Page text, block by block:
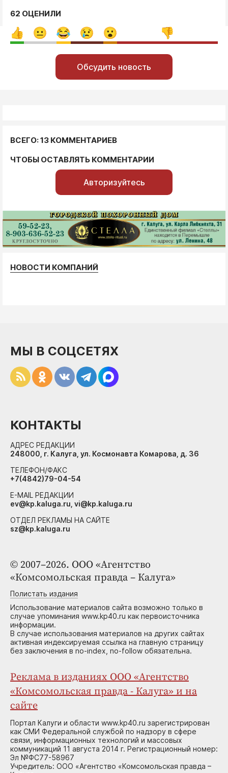
62 ОЦЕНИЛИ
Обсудить новость
ВСЕГО: 13 КОММЕНТАРИЕВ
ЧТОБЫ ОСТАВЛЯТЬ КОММЕНТАРИИ
Авторизуйтесь
НОВОСТИ КОМПАНИЙ
© 2007–2026. ООО «Агентство
«Комсомольская правда – Калуга»
Полистать издания
Использование материалов сайта возможно только в
случае упоминания www.kp40.ru как первоисточника
информации.
В случае использования материалов на других сайтах
активная индексируемая ссылка на главную страницу
без заключения в no-index, no-follow обязательна.
Реклама в изданиях ООО «Агентство
«Комсомольская правда - Калуга» и на
сайте
Портал Калуги и области www.kp40.ru зарегистрирован
как СМИ Федеральной службой по надзору в сфере
связи, информационных технологий и массовых
коммуникаций 11 августа 2014 г. Регистрационный номер:
Эл №ФС77-58967
Учредитель: ООО «Агентство «Комсомольская правда –
МЫ В СОЦСЕТЯХ
КОНТАКТЫ
АДРЕС РЕДАКЦИИ
248000, г. Калуга, ул. Космонавта Комарова, д. 36
ТЕЛЕФОН/ФАКС
+7(4842)79-04-54
E-MAIL РЕДАКЦИИ
ev@kp.kaluga.ru, vi@kp.kaluga.ru
ОТДЕЛ РЕКЛАМЫ НА САЙТЕ
sz@kp.kaluga.ru